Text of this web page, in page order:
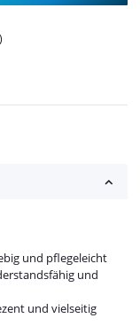
und pflegeleicht
und
und vielseitig